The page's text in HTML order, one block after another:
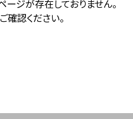
ジが存在しておりません。
確認ください。